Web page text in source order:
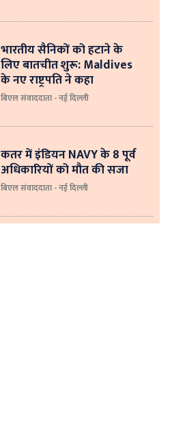
भारतीय सैनिकों को हटाने के
लिए बातचीत शुरू: Maldives
के नए राष्ट्रपति ने कहा
बिएल संवाददाता - नई दिल्‍ली
कतर में इंडियन NAVY के 8 पूर्व
अधिकारियों को मौत की सजा
बिएल संवाददाता - नई दिल्ली